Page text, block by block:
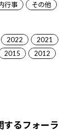
行事 その他
2022
2021
2015 2012
するフォーラ